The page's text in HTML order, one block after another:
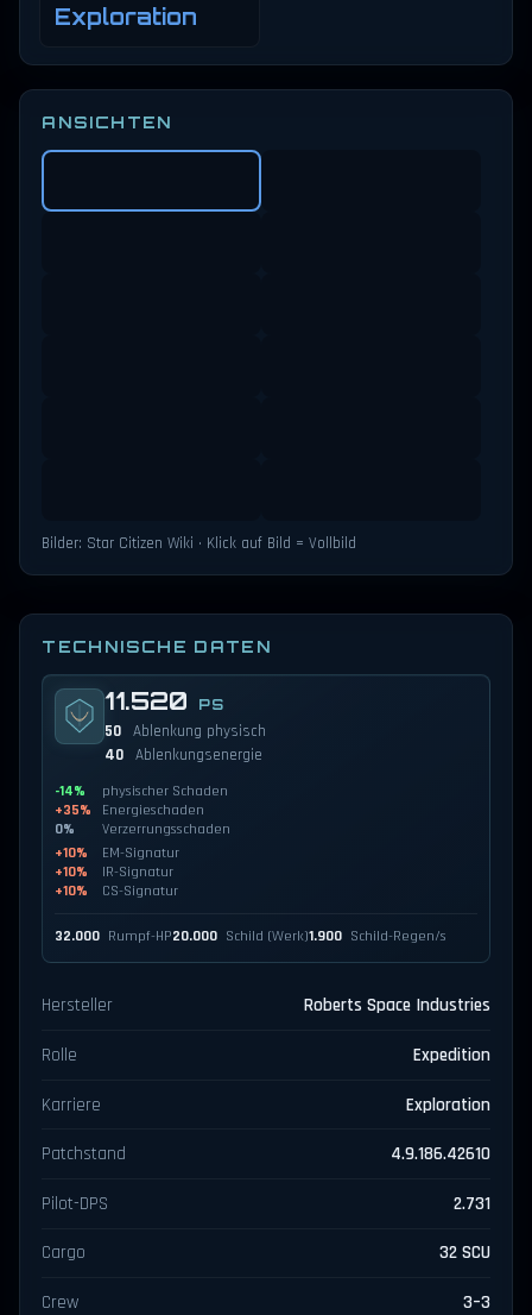
Exploration
ANSICHTEN
Bilder: Star Citizen Wiki · Klick auf Bild = Vollbild
TECHNISCHE DATEN
11.520 PS
50 Ablenkung physisch
40 Ablenkungsenergie
-14%
physischer Schaden
+35%
Energieschaden
0%
Verzerrungsschaden
+10%
EM-Signatur
+10%
IR-Signatur
+10%
CS-Signatur
32.000 Rumpf-HP20.000 Schild (Werk)1.900 Schild-Regen/s
Hersteller Roberts Space Industries
Rolle Expedition
Karriere Exploration
Patchstand 4.9.186.42610
Pilot-DPS 2.731
Cargo 32 SCU
Crew 3–3